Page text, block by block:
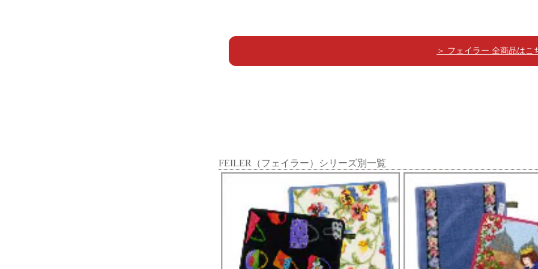
＞ フェイラー 全商品はこ
FEILER（フェイラー）シリーズ別一覧